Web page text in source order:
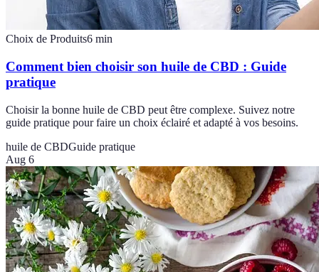
Choix de Produits6 min
Comment bien choisir son huile de CBD : Guide
pratique
Choisir la bonne huile de CBD peut être complexe. Suivez notre
guide pratique pour faire un choix éclairé et adapté à vos besoins.
huile de CBDGuide pratique
Aug 6